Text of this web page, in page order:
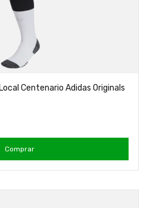
Centenario Adidas Originals
Comprar